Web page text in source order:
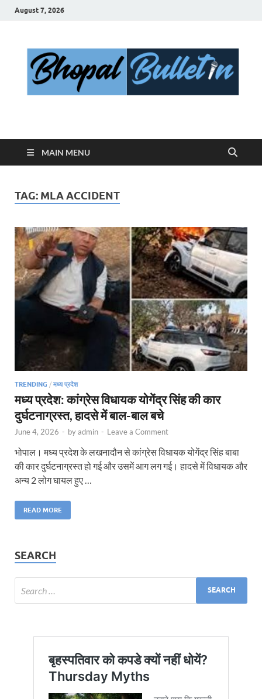
August 7, 2026
Bhopal Bulletin
MAIN MENU
TAG: MLA ACCIDENT
TRENDING / मध्य प्रदेश
मध्य प्रदेश: कांग्रेस विधायक योगेंद्र सिंह की कार
दुर्घटनाग्रस्त, हादसे में बाल-बाल बचे
June 4, 2026 - byadmin - Leave a Comment
भोपाल। मध्य प्रदेश के लखनादौन से कांग्रेस विधायक योगेंद्र सिंह बाबा
की कार दुर्घटनाग्रस्त हो गई और उसमें आग लग गई। हादसे में विधायक और
अन्य 2 लोग घायल हुए …
READ MORE
SEARCH